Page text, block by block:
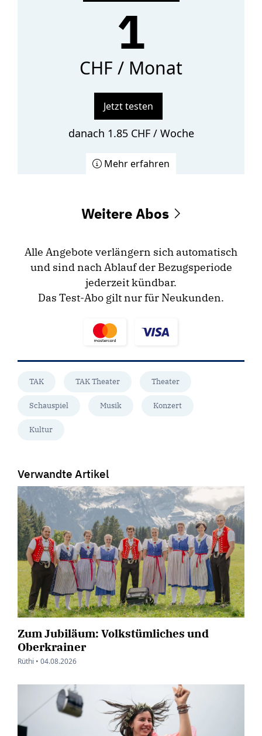
1
CHF / Monat
Jetzt testen
danach 1.85 CHF / Woche
Mehr erfahren
Weitere Abos
Alle Angebote verlängern sich automatisch
und sind nach Ablauf der Bezugsperiode
jederzeit kündbar.
Das Test-Abo gilt nur für Neukunden.
TAK TAK Theater Theater
Schauspiel Musik Konzert
Kultur
Verwandte Artikel
Zum Jubiläum: Volkstümliches und
Oberkrainer
Rüthi • 04.08.2026